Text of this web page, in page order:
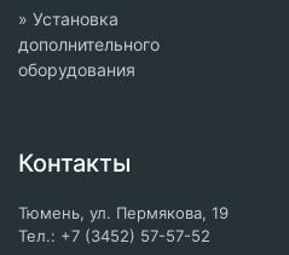
» Установка
дополнительного
оборудования
Контакты
Тюмень, ул. Пермякова, 19
Тел.: +7 (3452) 57-57-52